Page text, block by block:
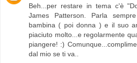
Beh...per restare in tema c'è
James Patterson. Parla
bambina ( poi donna ) e il suo
piaciuto molto...e regolarmente
piangere! :)
dal mio se ti va..